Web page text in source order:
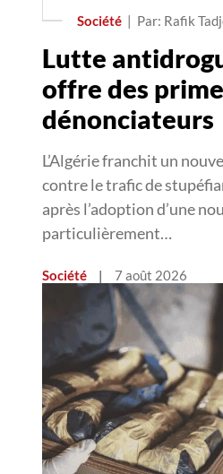
Société | Par: Rafik
Lutte
offre des
dénonciateurs
L’Algérie franchit un
contre le trafic de
après l’adoption d’une
particulièrement…
Société | 7 août 2026